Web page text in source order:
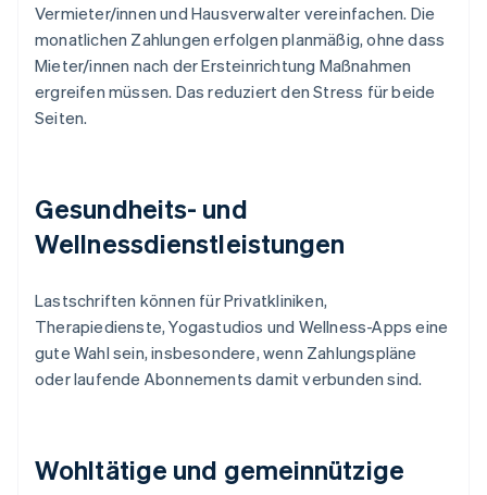
Vermieter/innen und Hausverwalter vereinfachen. Die
monatlichen Zahlungen erfolgen planmäßig, ohne dass
Mieter/innen nach der Ersteinrichtung Maßnahmen
ergreifen müssen. Das reduziert den Stress für beide
Seiten.
Gesundheits- und
Wellnessdienstleistungen
Lastschriften können für Privatkliniken,
Therapiedienste, Yogastudios und Wellness-Apps eine
gute Wahl sein, insbesondere, wenn Zahlungspläne
oder laufende Abonnements damit verbunden sind.
Wohltätige und gemeinnützige